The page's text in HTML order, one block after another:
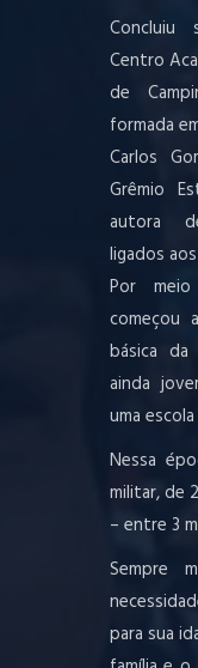
Centro
de
formada
Carlos
Grêmio
autora
ligados
Por
começou
básica
ainda
uma
Nessa
militar, de
– entre 3
Sempre
para sua